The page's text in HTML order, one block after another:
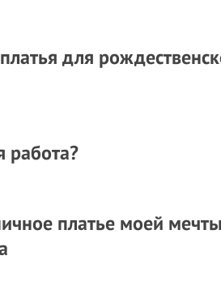
для
работа?
платье моей